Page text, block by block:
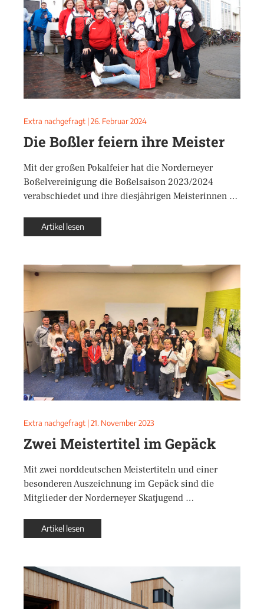
Extra nachgefragt | 26. Februar 2024
Die Boßler feiern ihre Meister
Mit der großen Pokalfeier hat die Norderneyer
Boßelvereinigung die Boßelsaison 2023/2024
verabschiedet und ihre diesjährigen Meisterinnen …
Artikel lesen
Extra nachgefragt | 21. November 2023
Zwei Meistertitel im Gepäck
Mit zwei norddeutschen Meistertiteln und einer
besonderen Auszeichnung im Gepäck sind die
Mitglieder der Norderneyer Skatjugend …
Artikel lesen